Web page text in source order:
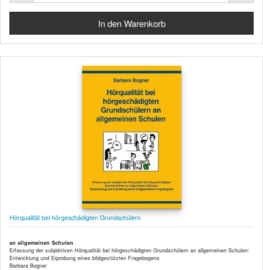
Hörqualität bei hörgeschädigten Grundschülern
an allgemeinen Schulen
Erfassung der subjektiven Hörqualität bei hörgeschädigten Grundschülern an allgemeinen Schulen:
Entwicklung und Erprobung eines bildgestützten Fragebogens
Barbara Bogner